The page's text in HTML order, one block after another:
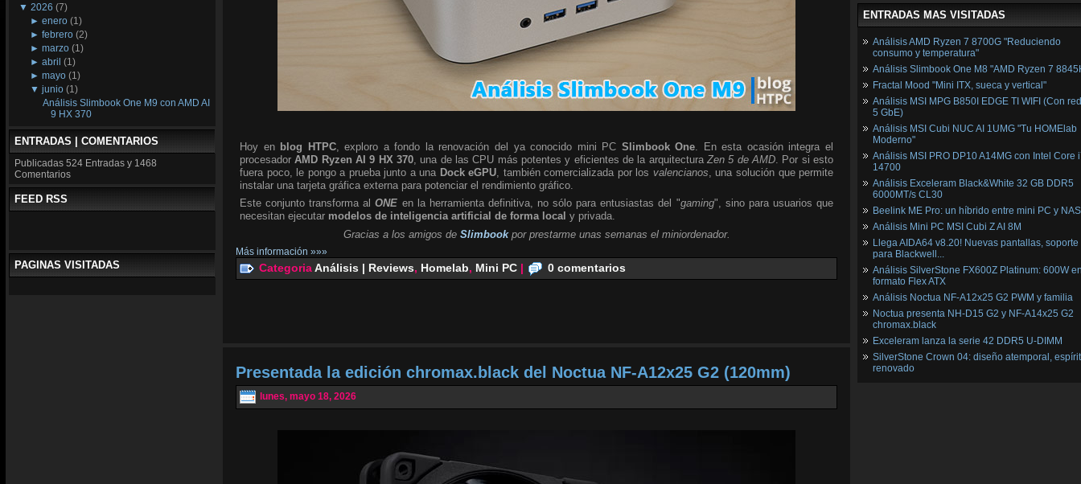
▼ 2026 (7)
►enero (1)
►febrero (2)
►marzo (1)
►abril (1)
►mayo (1)
▼junio (1)
Análisis Slimbook One M9 con AMD AI
9 HX 370
ENTRADAS | COMENTARIOS
Publicadas 524 Entradas y 1468
Comentarios
FEED RSS
PAGINAS VISITADAS
Hoy en blog HTPC, exploro a fondo la renovación del ya conocido mini PC Slimbook One . En esta ocasión integra el
procesadorAMD Ryzen AI 9 HX 370 , una de las CPU más potentes y eficientes de la arquitecturaZen 5 de AMD . Por si esto
fuera poco, le pongo a prueba junto a una Dock eGPU , también comercializada por los valencianos , una solución que permite
instalar una tarjeta gráfica externa para potenciar el rendimiento gráfico.
Este conjunto transforma alONE en la herramienta definitiva, no sólo para entusiastas del "gaming", sino para usuarios que
necesitan ejecutar modelos de inteligencia artificial de forma local y privada.
Gracias a los amigos de Slimbook por prestarme unas semanas el miniordenador.
Más información »»»
CategoriaAnálisis | Reviews, Homelab, Mini PC | 0 comentarios
Presentada la edición chromax.black del Noctua NF‑A12x25 G2 (120mm)
lunes, mayo 18, 2026
ENTRADAS MAS VISITADAS
Análisis AMD Ryzen 7 8700G "Reduciendo
consumo y temperatura"
Análisis Slimbook One M8 "AMD Ryzen 7
Fractal Mood "Mini ITX, sueca y vertical"
Análisis MSI MPG B850I EDGE TI WIFI (Con
5 GbE)
Análisis MSI Cubi NUC AI 1UMG "Tu HOMElab
Moderno"
Análisis MSI PRO DP10 A14MG con Intel Core
14700
Análisis Exceleram Black&White 32 GB DDR5
6000MT/s CL30
Beelink ME Pro: un híbrido entre mini PC y NAS
Análisis Mini PC MSI Cubi Z AI 8M
Llega AIDA64 v8.20! Nuevas pantallas, soporte
para Blackwell...
Análisis SilverStone FX600Z Platinum: 600W
formato Flex ATX
Análisis Noctua NF-A12x25 G2 PWM y familia
Noctua presenta NH-D15 G2 y NF-A14x25 G2
chromax.black
Exceleram lanza la serie 42 DDR5 U-DIMM
SilverStone Crown 04: diseño atemporal,
renovado